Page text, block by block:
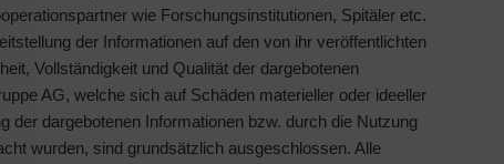
wie Forschungsinstitutionen, Spitäler etc.
der Informationen auf den von ihr veröffentlichten
Vollständigkeit und Qualität der dargebotenen
AG, welche sich auf Schäden materieller oder ideeller
der dargebotenen Informationen bzw. durch die Nutzung
wurden, sind grundsätzlich ausgeschlossen. Alle